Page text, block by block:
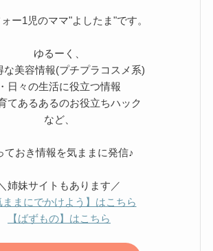
ー1児のママ"よしたま"です。
ゆるーく、
な美容情報(プチプラコスメ系)
・日々の生活に役立つ情報
てあるあるのお役立ちハック
など、
ておき情報を気ままに発信♪
姉妹サイトもあります／
ままにでかけよう】はこちら
【ばずもの】はこちら